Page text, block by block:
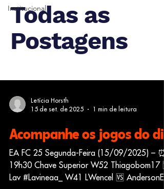
Institucional
Todas as
Postagens
Letícia Horsth
15 de set. de 2025
1 min de leitura
Acompanhe os jogos do dia
EA FC 25 Segunda-Feira (15/09/2025) – ⏰
19h30 Chave Superior W52 Thiagobom17
Lav #Lavineaa_ W41 LWencel 🆚